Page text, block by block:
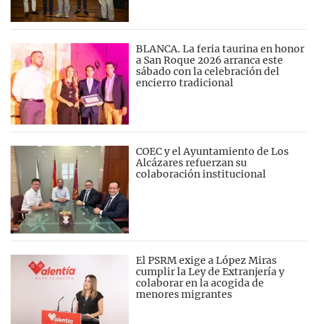
BLANCA. La feria taurina en honor
a San Roque 2026 arranca este
sábado con la celebración del
encierro tradicional
COEC y el Ayuntamiento de Los
Alcázares refuerzan su
colaboración institucional
El PSRM exige a López Miras
cumplir la Ley de Extranjería y
colaborar en la acogida de
menores migrantes